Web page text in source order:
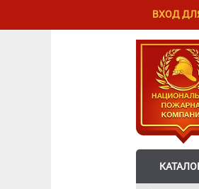
Перейти к
содержанию
Skip to
ВХОД